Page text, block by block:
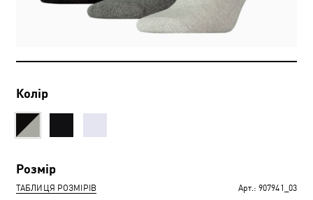
Колір
Розмір
ТАБЛИЦЯ РОЗМІРІВ Арт.: 907941_03